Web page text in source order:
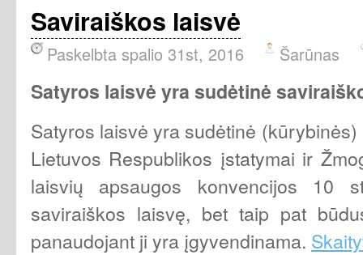
Saviraiškos laisvė
Paskelbta spalio 31st, 2016 Šarūnas
Satyros laisvė yra sudėtinė
Satyros laisvė yra sudėtinė
Lietuvos Respublikos įstatymai ir
laisvių apsaugos konvencijos 10
saviraiškos laisvę, bet taip pat
panaudojant ji yra įgyvendinama.